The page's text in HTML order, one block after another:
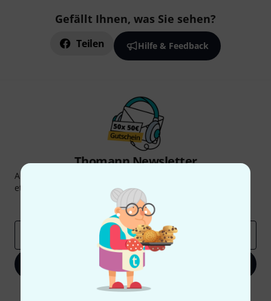
Gefällt Ihnen, was Sie sehen?
Teilen Hilfe & Feedback
Thomann Newsletter
Abonniere den Thomann Newsletter und gewinne mit
etwas Glück einen von
50 Gutscheinen
Inspirierende Beiträge
Deals
Jetzt anmelden
Mit Klick auf „Jetzt anmelden“ stimmen Sie dem Erhalt von E-Mail-